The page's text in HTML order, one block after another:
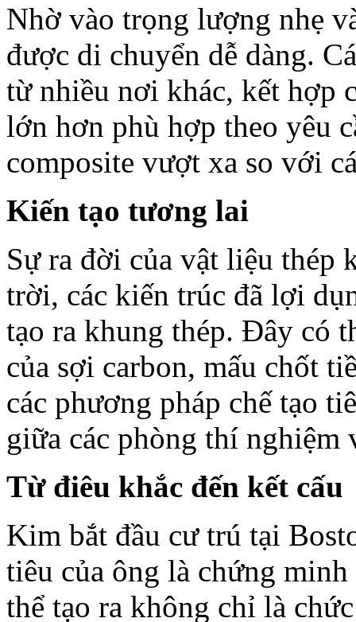
Nhờ vào trọng lượng nhẹ
được di chuyển dễ dàng.
từ nhiều nơi khác, kết hợp
lớn hơn phù hợp theo yêu
composite vượt xa so với
Kiến tạo tương lai
Sự ra đời của vật liệu thép
trời, các kiến trúc đã lợi
tạo ra khung thép. Đây có
của sợi carbon, mấu chốt
các phương pháp chế tạo
giữa các phòng thí nghiệm
Từ điêu khắc đến kết cấu
Kim bắt đầu cư trú tại
tiêu của ông là chứng
thể tạo ra không chỉ là